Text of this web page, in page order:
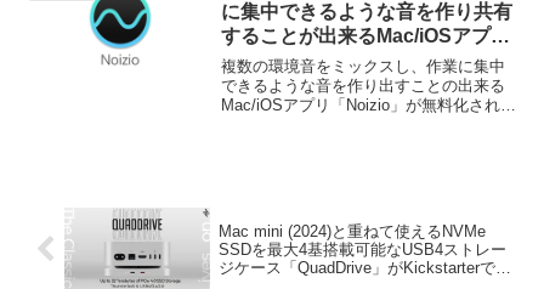
に集中できるような音を作り共有
することが出来るMac/iOSアプリ
「Noizio」が無料セール中。
複数の環境音をミックスし、作業に集中
できるような音を作り出すことの出来る
Mac/iOSアプリ「Noizio」が無料化されて
Mac mini (2024)と重ねて使えるNVMe
SSDを最大4基搭載可能なUSB4ストレー
ジケース「QuadDrive」がKickstarterで発